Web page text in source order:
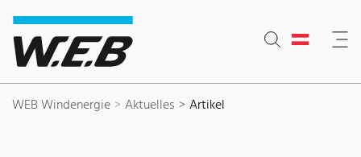
Inhaltsbereich
Suche
Hauptnavigation
Kontakt
Footer
WEB Windenergie Aktuelles Artikel